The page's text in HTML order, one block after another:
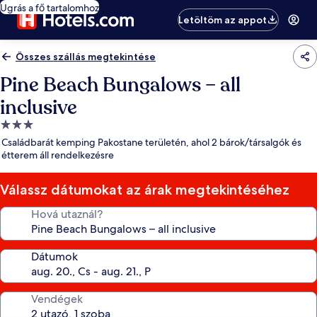
Ugrás a fő tartalomhoz
Letöltöm az appot
Összes szállás megtekintése
Pine Beach Bungalows – all
inclusive
3.0
csillagos
szálláshely
Családbarát kemping Pakostane területén, ahol 2 bárok/társalgók és
étterem áll rendelkezésre
Válassz dátumokat az árak megtekintéséhez
Hová utaznál?
Dátumok
Vendégek